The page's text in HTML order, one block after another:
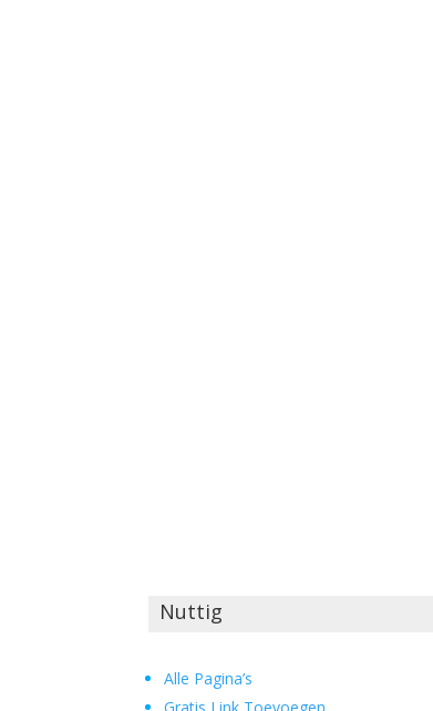
Nuttig
Alle Pagina’s